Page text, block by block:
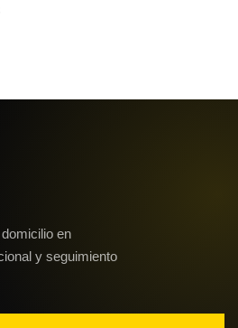
en
y seguimiento